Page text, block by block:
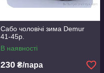
Сабо чоловічі зима Demur
41-45р.
В наявності
230 ₴/пара